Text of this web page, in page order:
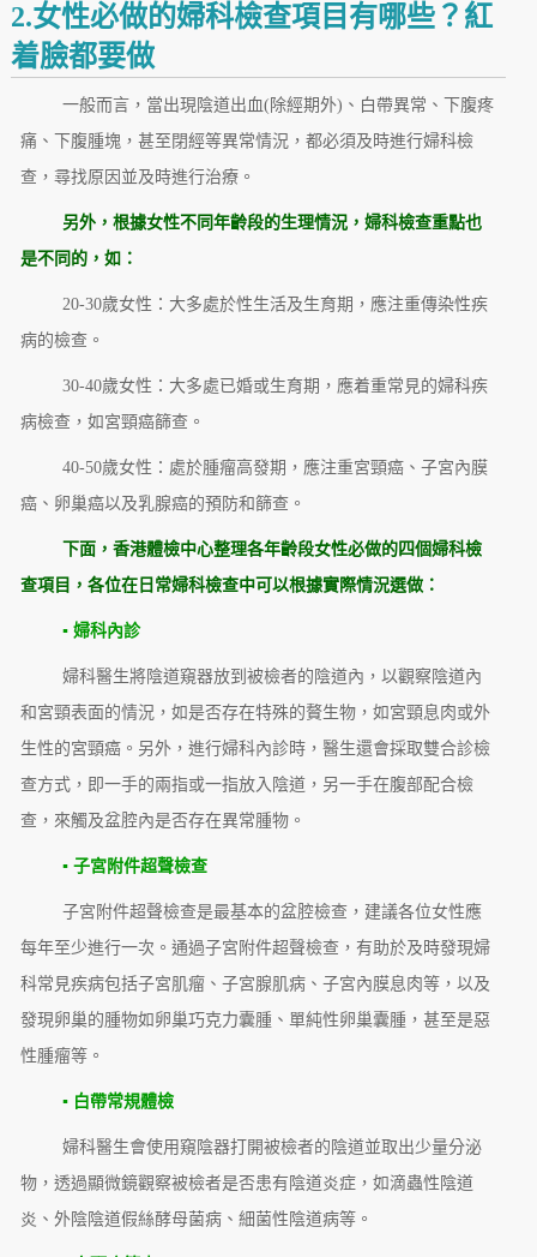
2.女性必做的婦科檢查項目有哪些？紅
着臉都要做
一般而言，當出現陰道出血(除經期外)、白帶異常、下腹疼
痛、下腹腫塊，甚至閉經等異常情況，都必須及時進行婦科檢
查，尋找原因並及時進行治療。
另外，根據女性不同年齡段的生理情況，婦科檢查重點也
是不同的，如：
20-30歲女性：大多處於性生活及生育期，應注重傳染性疾
病的檢查。
30-40歲女性：大多處已婚或生育期，應着重常見的婦科疾
病檢查，如宮頸癌篩查。
40-50歲女性：處於腫瘤高發期，應注重宮頸癌、子宮內膜
癌、卵巢癌以及乳腺癌的預防和篩查。
下面，香港體檢中心整理各年齡段女性必做的四個婦科檢
查項目 ，各位在日常婦科檢查中可以根據實際情況選做：
▪ 婦科內診
婦科醫生將陰道窺器放到被檢者的陰道內，以觀察陰道內
和宮頸表面的情況，如是否存在特殊的贅生物，如宮頸息肉或外
生性的宮頸癌。另外，進行婦科內診時，醫生還會採取雙合診檢
查方式，即一手的兩指或一指放入陰道，另一手在腹部配合檢
查，來觸及盆腔內是否存在異常腫物。
▪ 子宮附件超聲檢查
子宮附件超聲檢查是最基本的盆腔檢查，建議各位女性應
每年至少進行一次。通過子宮附件超聲檢查，有助於及時發現婦
科常見疾病包括子宮肌瘤、子宮腺肌病、子宮內膜息肉等，以及
發現卵巢的腫物如卵巢巧克力囊腫、單純性卵巢囊腫，甚至是惡
性腫瘤等。
▪ 白帶常規體檢
婦科醫生會使用窺陰器打開被檢者的陰道並取出少量分泌
物，透過顯微鏡觀察被檢者是否患有陰道炎症，如滴蟲性陰道
炎、外陰陰道假絲酵母菌病、細菌性陰道病等。